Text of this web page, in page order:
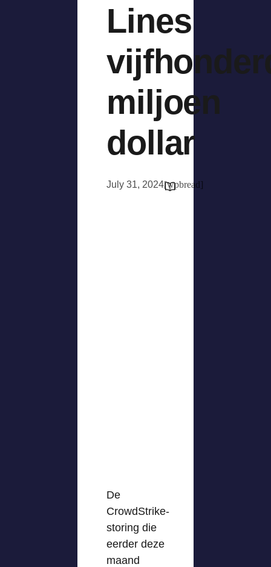
Lines
miljoen
dollar
July 31, 2024[wpbread]
De
CrowdStrike-
storing die
eerder deze
maand